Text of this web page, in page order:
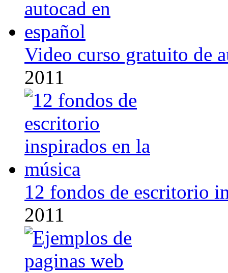
Video curso gratuito de
2011
12 fondos de escritorio
2011